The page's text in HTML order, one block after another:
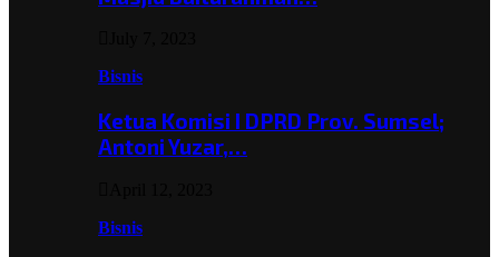
Bisnis
Ketua Komisi I DPRD Prov. Sumsel;
Antoni Yuzar,…
Bisnis